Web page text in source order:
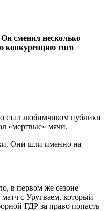
сменил несколько
конкуренцию того
стал любимчиком публики
«мертвые» мячи.
Они шли именно на
в первом же сезоне
с Уругваем, который
ГДР за право попасть